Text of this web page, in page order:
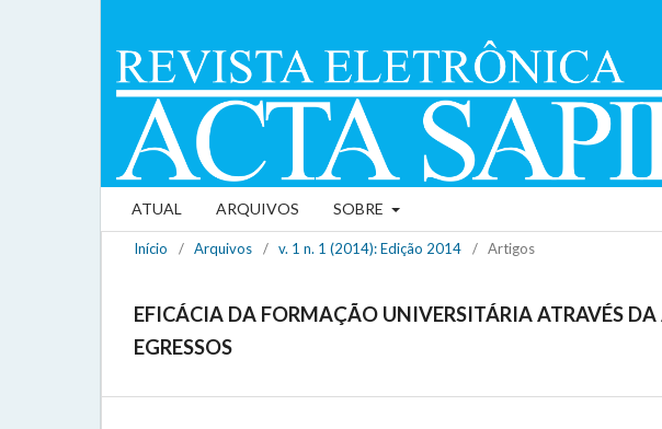
ATUAL ARQUIVOS SOBRE
Início / Arquivos / v. 1 n. 1 (2014): Edição 2014 / Artigos
EFICÁCIA DA FORMAÇÃO UNIVERSITÁRIA ATRAVÉS
EGRESSOS